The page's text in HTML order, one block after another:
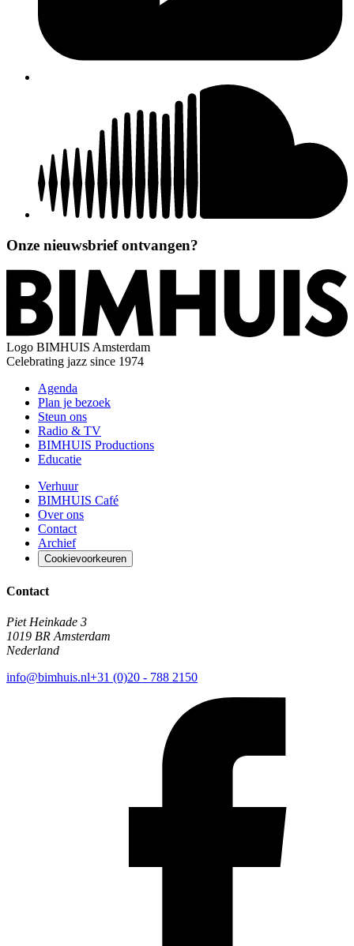
Onze nieuwsbrief ontvangen?
Logo BIMHUIS Amsterdam
Celebrating jazz since 1974
Agenda
Plan je bezoek
Steun ons
Radio & TV
BIMHUIS Productions
Educatie
Verhuur
BIMHUIS Café
Over ons
Contact
Archief
Cookievoorkeuren
Contact
Piet Heinkade 3
1019 BR Amsterdam
Nederland
info@bimhuis.nl+31 (0)20 - 788 2150